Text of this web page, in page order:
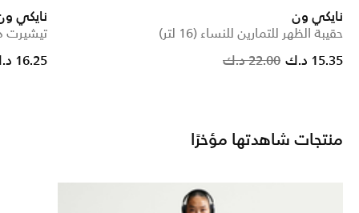
نايكي ون
حقيبة الظهر للتمارين للنساء (16 لتر)
Price reduced
22.00 د.ك to15.35 د.ك
نايكي
تيشيرت
16.25 د.ك
منتجات شاهدتها مؤخرًا